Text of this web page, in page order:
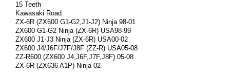
15 Teeth
Kawasaki Road
ZX-6R (ZX600 G1-G2,J1-J2) Ninja 98-01
ZX600 G1-G2 Ninja (ZX-6R) USA98-99
ZX600 J1-J3 Ninja (ZX-6R) USA00-02
ZX600 J4/J6F/J7F/J8F (ZZ-R) USA05-08
ZZ-R600 (ZX600 J4,J6F,J7F,J8F) 05-08
ZX-6R (ZX636 A1P) Ninja 02